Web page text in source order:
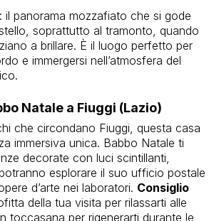
: il panorama mozzafiato che si gode
soprattutto al tramonto, quando
a brillare. È il luogo perfetto per
e immergersi nell’atmosfera del
Natale a Fiuggi (Lazio)
che circondano Fiuggi, questa casa
immersiva unica. Babbo Natale ti
decorate con luci scintillanti,
esplorare il suo ufficio postale
d’arte nei laboratori. Consiglio
della tua visita per rilassarti alle
toccasana per rigenerarti durante le